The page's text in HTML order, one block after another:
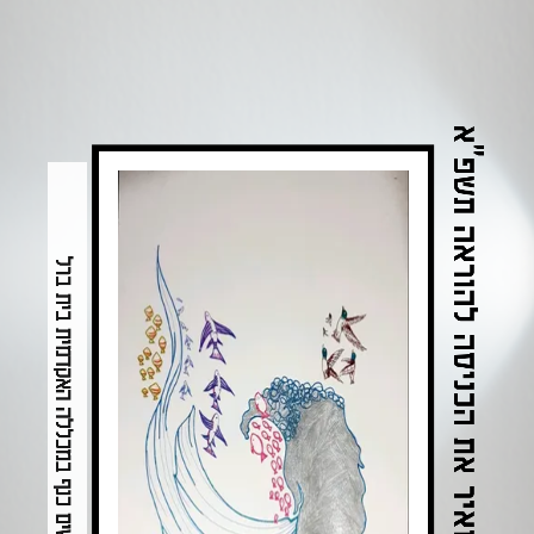
תשפ"א
יחידת פורשים כנף במכללה האקדמית בית ברל